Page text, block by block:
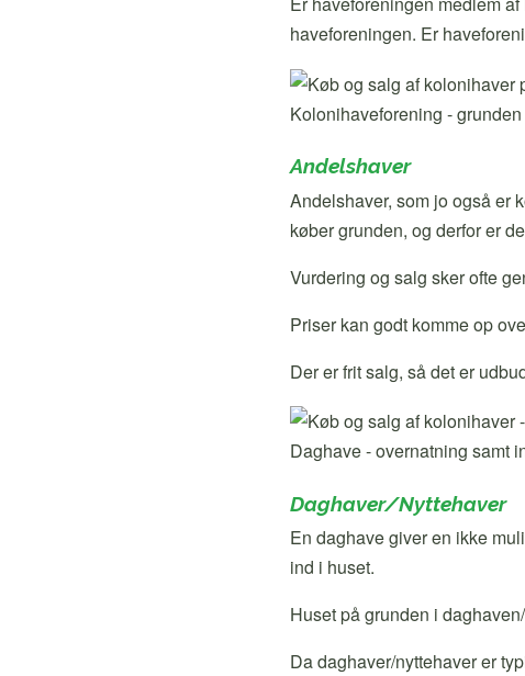
haveforeningen. Er
Kolonihaveforening -
Andelshaver
Andelshaver, som jo også er
køber grunden, og derfor er
Vurdering og salg sker ofte
Priser kan godt komme op
Der er frit salg, så det er
Daghave - overnatning samt
Daghaver/Nyttehaver
En daghave giver en ikke
ind i huset.
Huset på grunden i
Da daghaver/nyttehaver er